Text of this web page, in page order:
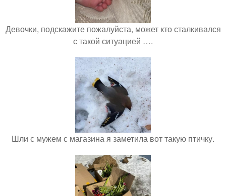
Девочки, подскажите пожалуйста, может кто сталкивался
с такой ситуацией ….
Шли с мужем с магазина я заметила вот такую птичку.